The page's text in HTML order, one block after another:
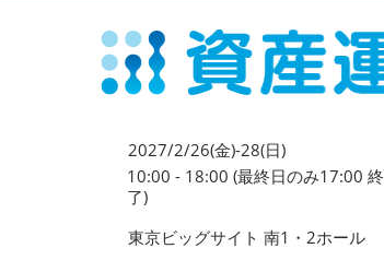
2027/2/26(金)-28(日)
10:00 - 18:00 (最終日のみ17:00 終
了)
東京ビッグサイト 南1・2ホール